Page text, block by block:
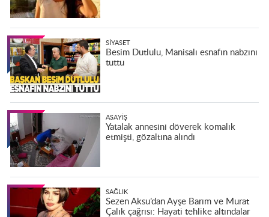
SIYASET
Besim Dutlulu, Manisalı esnafın nabzını
tuttu
ASAYIŞ
Yatalak annesini döverek komalık
etmişti, gözaltına alındı
SAĞLIK
Sezen Aksu’dan Ayşe Barım ve Murat
Çalık çağrısı: Hayati tehlike altındalar